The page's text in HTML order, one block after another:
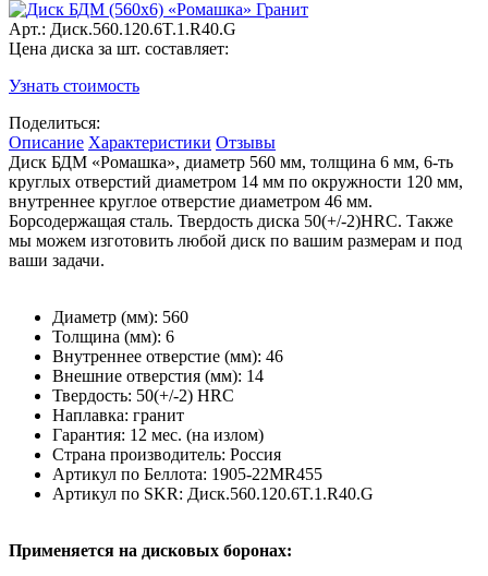
Арт.: Диск.560.120.6T.1.R40.G
Цена диска за шт. составляет:
Узнать стоимость
Поделиться:
Описание Характеристики Отзывы
Диск БДМ «Ромашка», диаметр 560 мм, толщина 6 мм, 6-ть
круглых отверстий диаметром 14 мм по окружности 120 мм,
внутреннее круглое отверстие диаметром 46 мм.
Борсодержащая сталь. Твердость диска 50(+/-2)HRC. Также
мы можем изготовить любой диск по вашим размерам и под
ваши задачи.
Диаметр (мм): 560
Толщина (мм): 6
Внутреннее отверстие (мм): 46
Внешние отверстия (мм): 14
Твердость: 50(+/-2) HRC
Наплавка: гранит
Гарантия: 12 мес. (на излом)
Страна производитель: Россия
Артикул по Беллота: 1905-22MR455
Артикул по SKR: Диск.560.120.6T.1.R40.G
Применяется на дисковых боронах: